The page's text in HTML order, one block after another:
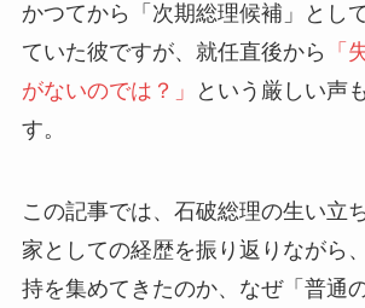
かつてから「次期総理候補」とし
ていた彼ですが、就任直後から
「
がないのでは？」
という厳しい声
す。
この記事では、石破総理の生い立
家としての経歴を振り返りながら
持を集めてきたのか、なぜ「普通